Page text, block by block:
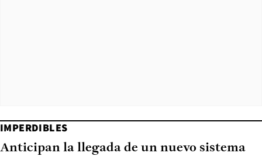
IMPERDIBLES
Anticipan la llegada de un nuevo sistema